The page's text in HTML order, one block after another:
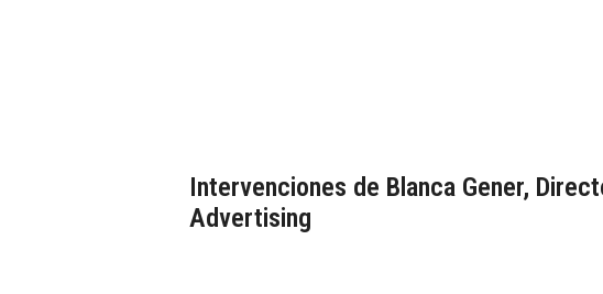
Intervenciones de Blanca Gener,
Advertising